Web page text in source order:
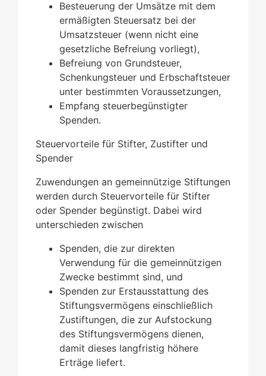
Besteuerung der Umsätze mit dem
ermäßigten Steuersatz bei der
Umsatzsteuer (wenn nicht eine
gesetzliche Befreiung vorliegt),
Befreiung von Grundsteuer,
Schenkungsteuer und Erbschaftsteuer
unter bestimmten Voraussetzungen,
Empfang steuerbegünstigter
Spenden.
Steuervorteile für Stifter, Zustifter und
Spender
Zuwendungen an gemeinnützige Stiftungen
werden durch Steuervorteile für Stifter
oder Spender begünstigt. Dabei wird
unterschieden zwischen
Spenden, die zur direkten
Verwendung für die gemeinnützigen
Zwecke bestimmt sind, und
Spenden zur Erstausstattung des
Stiftungsvermögens einschließlich
Zustiftungen, die zur Aufstockung
des Stiftungsvermögens dienen,
damit dieses langfristig höhere
Erträge liefert.